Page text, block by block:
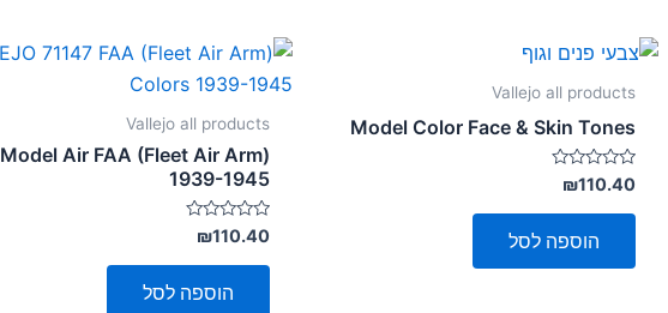
Vallejo all products
Model Color Face & Skin Tones
דורג
0
מתוך
₪110.40
הוספה לסל
Vallejo all products
Model Air FAA (Fleet Air Arm)
1939-1945
דורג
0
מתוך
₪110.40
הוספה לסל